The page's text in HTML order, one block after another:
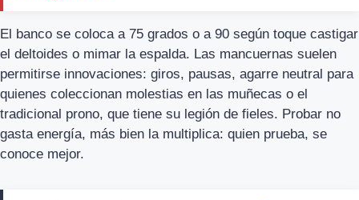
El banco se coloca a 75 grados o a 90 según toque castigar
el deltoides o mimar la espalda. Las mancuernas suelen
permitirse innovaciones: giros, pausas, agarre neutral para
quienes coleccionan molestias en las muñecas o el
tradicional prono, que tiene su legión de fieles. Probar no
gasta energía, más bien la multiplica: quien prueba, se
conoce mejor.